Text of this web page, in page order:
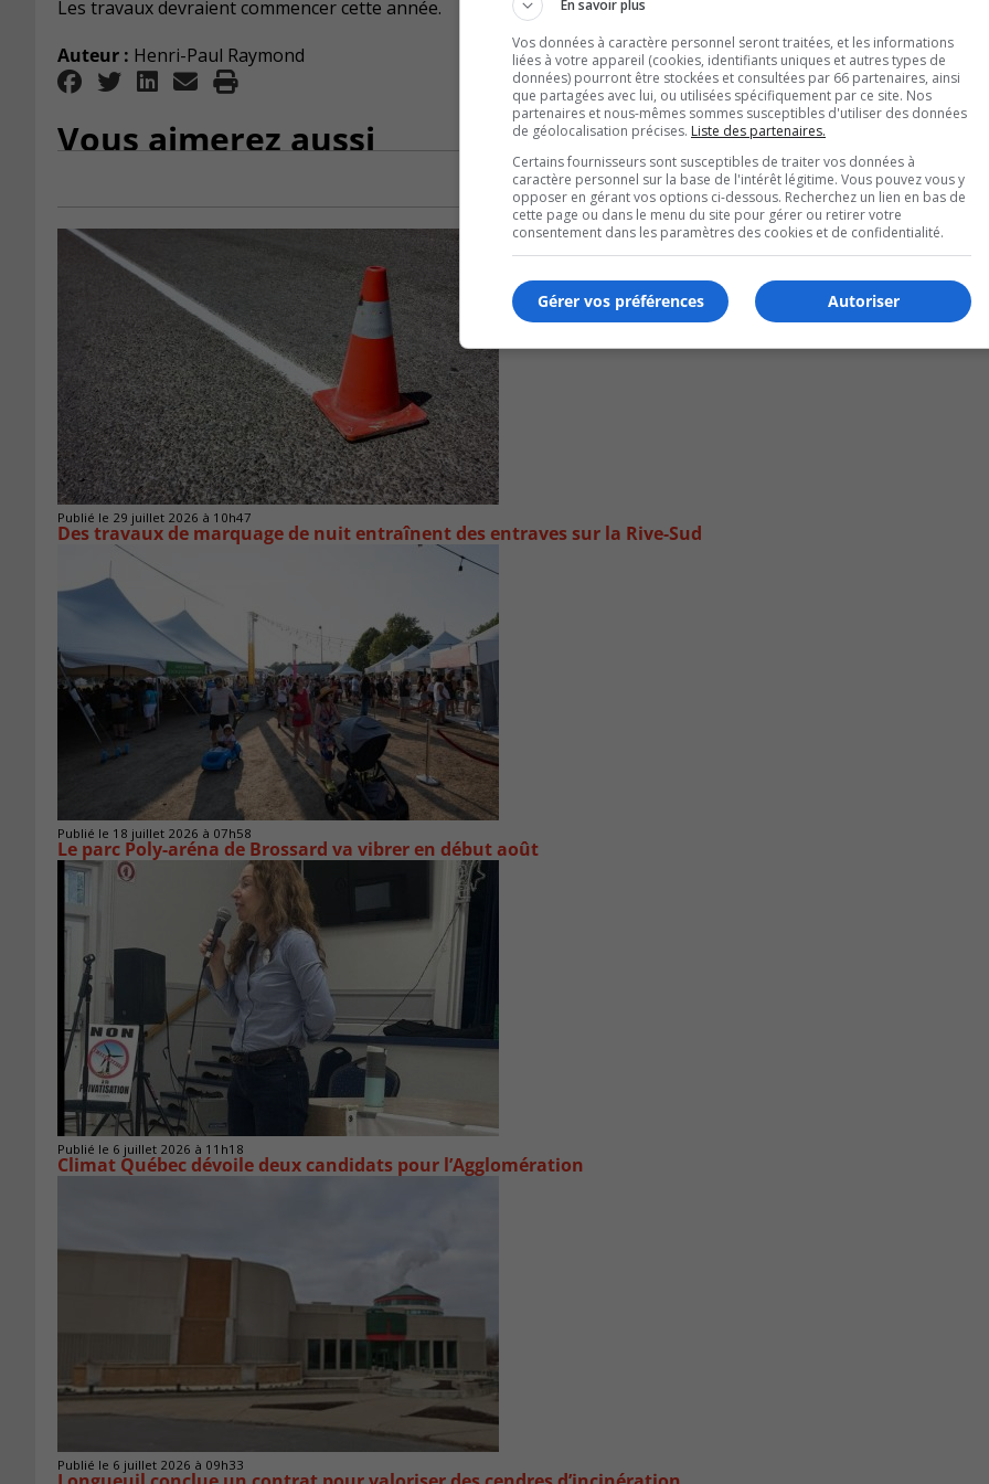
Les travaux devraient commencer cette année.
Auteur : Henri-Paul Raymond
Vous aimerez aussi
Publié le 29 juillet 2026 à 10h47
Des travaux de marquage de nuit entraînent des entraves sur la Rive-Sud
Publié le 18 juillet 2026 à 07h58
Le parc Poly-aréna de Brossard va vibrer en début août
Publié le 6 juillet 2026 à 11h18
Climat Québec dévoile deux candidats pour l’Agglomération
Publié le 6 juillet 2026 à 09h33
En savoir plus
Vos données à caractère personnel seront traitées, et les informations
liées à votre appareil (cookies, identifiants uniques et autres types de
données) pourront être stockées et consultées par 66 partenaires, ainsi
que partagées avec lui, ou utilisées spécifiquement par ce site. Nos
partenaires et nous-mêmes sommes susceptibles d'utiliser des données
de géolocalisation précises. Liste des partenaires.
Certains fournisseurs sont susceptibles de traiter vos données à
caractère personnel sur la base de l'intérêt légitime. Vous pouvez vous y
opposer en gérant vos options ci-dessous. Recherchez un lien en bas de
cette page ou dans le menu du site pour gérer ou retirer votre
consentement dans les paramètres des cookies et de confidentialité.
Autoriser
Gérer vos préférences